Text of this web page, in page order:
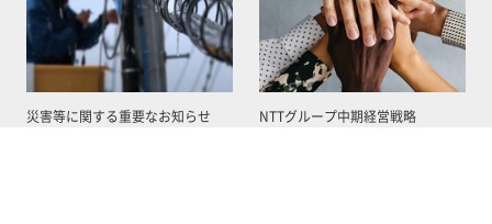
災害等に関する重要なお知らせ NTTグループ中期経営戦略